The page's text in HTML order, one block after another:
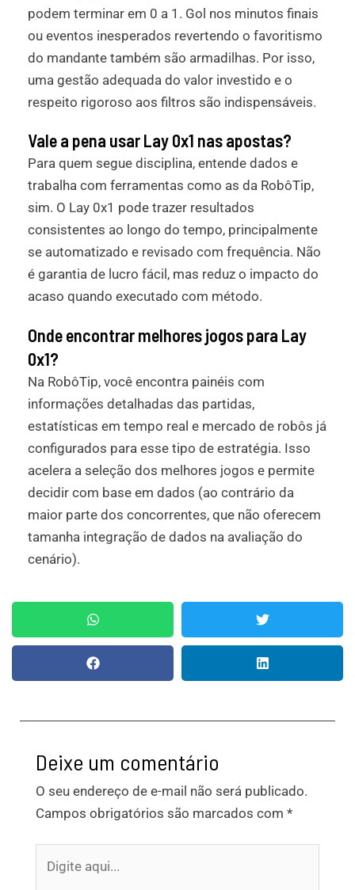
podem terminar em 0 a 1. Gol nos minutos finais
ou eventos inesperados revertendo o favoritismo
do mandante também são armadilhas. Por isso,
uma gestão adequada do valor investido e o
respeito rigoroso aos filtros são indispensáveis.
Vale a pena usar Lay 0x1 nas apostas?
Para quem segue disciplina, entende dados e
trabalha com ferramentas como as da RobôTip,
sim. O Lay 0x1 pode trazer resultados
consistentes ao longo do tempo, principalmente
se automatizado e revisado com frequência. Não
é garantia de lucro fácil, mas reduz o impacto do
acaso quando executado com método.
Onde encontrar melhores jogos para Lay
0x1?
Na RobôTip, você encontra painéis com
informações detalhadas das partidas,
estatísticas em tempo real e mercado de robôs já
configurados para esse tipo de estratégia. Isso
acelera a seleção dos melhores jogos e permite
decidir com base em dados (ao contrário da
maior parte dos concorrentes, que não oferecem
tamanha integração de dados na avaliação do
cenário).
Deixe um comentário
O seu endereço de e-mail não será publicado.
Campos obrigatórios são marcados com *
aqui...